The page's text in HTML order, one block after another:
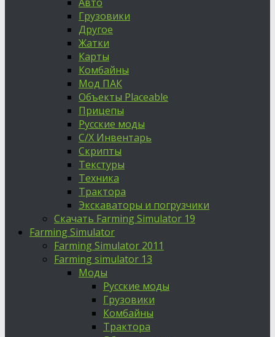
Грузовики
Другое
Жатки
Карты
Комбайны
Мод ПАК
Объекты Placeable
Прицепы
Русские моды
С/Х Инвентарь
Скрипты
Текстуры
Техника
Трактора
Экскаваторы и погрузчики
Скачать Farming Simulator 19
Farming Simulator
Farming Simulator 2011
Farming simulator 13
Моды
Русские моды
Грузовики
Комбайны
Трактора